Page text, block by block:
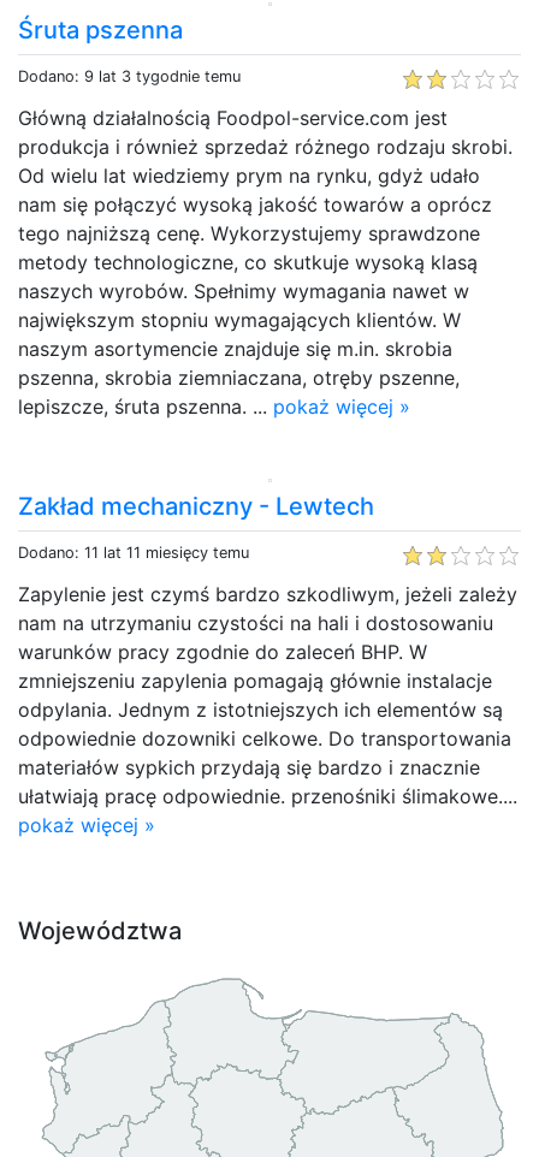
Śruta pszenna
Dodano: 9 lat 3 tygodnie temu
Główną działalnością Foodpol-service.com jest
produkcja i również sprzedaż różnego rodzaju skrobi.
Od wielu lat wiedziemy prym na rynku, gdyż udało
nam się połączyć wysoką jakość towarów a oprócz
tego najniższą cenę. Wykorzystujemy sprawdzone
metody technologiczne, co skutkuje wysoką klasą
naszych wyrobów. Spełnimy wymagania nawet w
największym stopniu wymagających klientów. W
naszym asortymencie znajduje się m.in. skrobia
pszenna, skrobia ziemniaczana, otręby pszenne,
lepiszcze, śruta pszenna. ... pokaż więcej »
Zakład mechaniczny - Lewtech
Dodano: 11 lat 11 miesięcy temu
Zapylenie jest czymś bardzo szkodliwym, jeżeli zależy
nam na utrzymaniu czystości na hali i dostosowaniu
warunków pracy zgodnie do zaleceń BHP. W
zmniejszeniu zapylenia pomagają głównie instalacje
odpylania. Jednym z istotniejszych ich elementów są
odpowiednie dozowniki celkowe. Do transportowania
materiałów sypkich przydają się bardzo i znacznie
ułatwiają pracę odpowiednie. przenośniki ślimakowe....
pokaż więcej »
Województwa